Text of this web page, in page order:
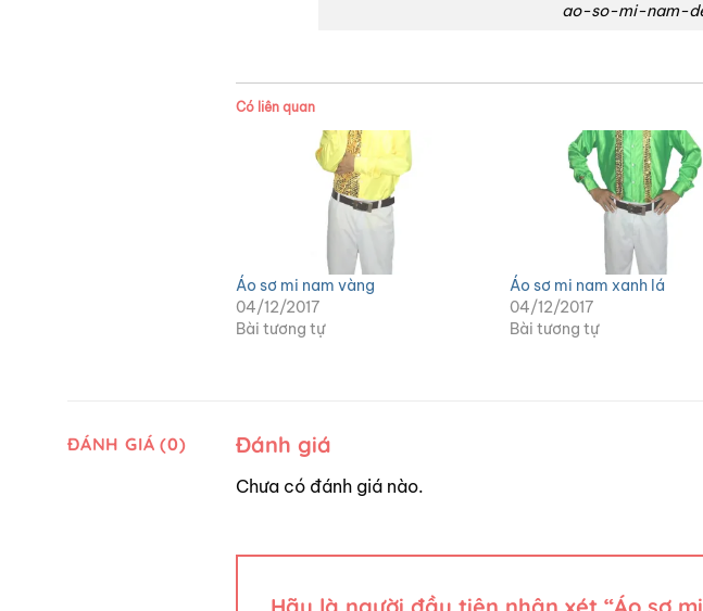
ao-so-mi-nam-
Có liên quan
Áo sơ mi nam vàng
04/12/2017
Bài tương tự
Áo sơ mi nam xanh lá
04/12/2017
Bài tương tự
ĐÁNH GIÁ (0) Đánh giá
Chưa có đánh giá nào.